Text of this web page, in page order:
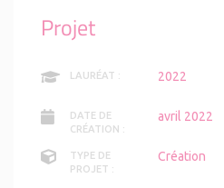
Projet
LAURÉAT : 2022
DATE DE
CRÉATION :
avril 2022
TYPE DE
PROJET :
Création